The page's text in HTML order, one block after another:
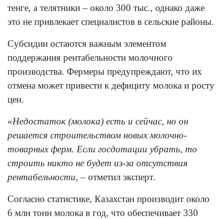
тенге, а телятники – около 300 тыс., однако даже
это не привлекает специалистов в сельские районы.
Субсидии остаются важным элементом
поддержания рентабельности молочного
производства. Фермеры предупреждают, что их
отмена может привести к дефициту молока и росту
цен.
«Недостаток (молока) есть и сейчас, но он
решается строительством новых молочно-
товарных ферм. Если госдотации убрать, то
строить никто не будет из-за отсутствия
рентабельности,– отметил эксперт.
Согласно статистике, Казахстан производит около
6 млн тонн молока в год, что обеспечивает 330